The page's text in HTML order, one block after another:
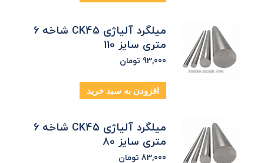
میلگرد آلیاژی CK45 شاخه 6
متری سایز 110
93,000 تومان
افزودن به سبد خرید
میلگرد آلیاژی CK45 شاخه 6
متری سایز 80
83,000 تومان